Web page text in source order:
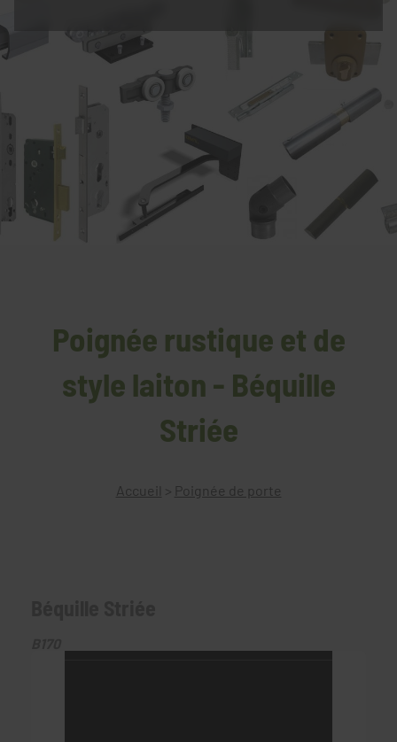
Poignée rustique et de
style laiton - Béquille
Striée
Accueil > Poignée de porte